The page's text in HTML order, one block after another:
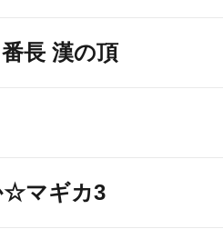
長 漢の頂
☆マギカ3